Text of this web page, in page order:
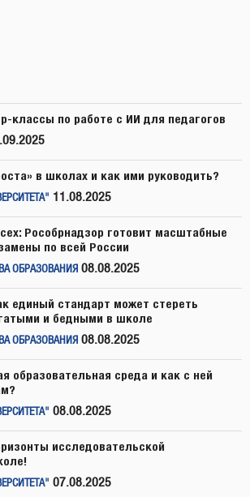
классы по работе с ИИ для педагогов
в школах и как ими руководить?
11.08.2025
Рособрнадзор готовит масштабные
по всей России
ОБРАЗОВАНИЯ 08.08.2025
единый стандарт может стереть
и бедными в школе
ОБРАЗОВАНИЯ 08.08.2025
образовательная среда и как с ней
08.08.2025
исследовательской
07.08.2025